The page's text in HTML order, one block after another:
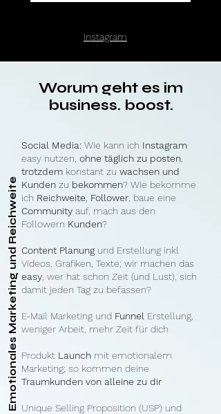
Instagram
Worum geht es im
business. boost.
Social Media: Wie kann ich Instagram
easy nutzen, ohne täglich zu posten
trotzdem konstant zu wachsen und
Kunden zu bekommen? Wie bekomme
ich Reichweite Follower , baue eine
Community auf, mach aus den
Followern Kunden?
Content Planung und Erstellung inkl
Videos, Grafiken, Texte; wir machen das
easy , wer hat schon Zeit (und Lust), sich
damit jeden Tag zu befassen?
E-Mail Marketing und Funnel Erstellung,
weniger Arbeit, mehr Zeit für dich
Produkt Launch mit emotionalem
Marketing; so kommen deine
Traumkunden von alleine zu dir
Unique Selling Proposition (USP) und
Emotionales Marketing und Reichweite